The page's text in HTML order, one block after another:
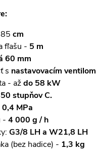
cm
fľašu - 5 m
60 mm
s nastavovacím ventilom
- aždo 58 kW
stupňov C.
0,4 MPa
- 4 000 g / h
G3/8 LH a W21,8 LH
(bez hadice) - 1,3 kg